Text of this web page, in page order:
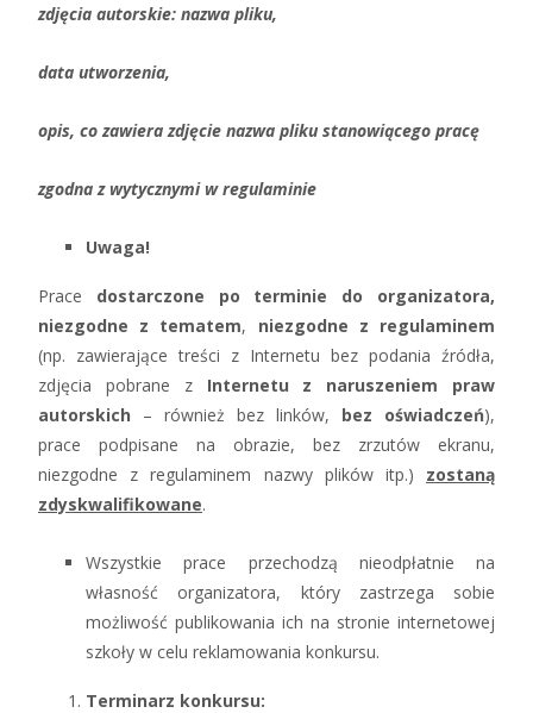
zdjęcia autorskie: nazwa pliku,
data utworzenia,
opis, co zawiera zdjęcie nazwa pliku stanowiącego pracę
zgodna z wytycznymi w regulaminie
Uwaga!
Prace dostarczone po terminie do organizatora,
niezgodne z tematem, niezgodne z regulaminem
(np. zawierające treści z Internetu bez podania źródła,
zdjęcia pobrane z Internetu z naruszeniem praw
autorskich – również bez linków, bez oświadczeń),
prace podpisane na obrazie, bez zrzutów ekranu,
niezgodne z regulaminem nazwy plików itp.) zostaną
zdyskwalifikowane.
Wszystkie prace przechodzą nieodpłatnie na
własność organizatora, który zastrzega sobie
możliwość publikowania ich na stronie internetowej
szkoły w celu reklamowania konkursu.
Terminarz konkursu: